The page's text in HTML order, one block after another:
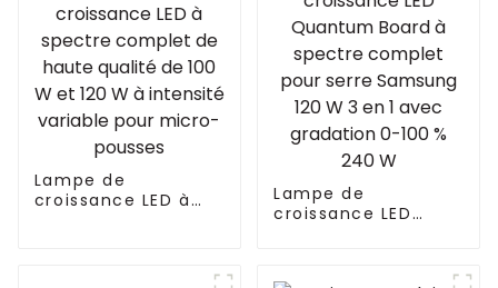
Lampe de
croissance LED à
Lampe de
croissance LED
pour serre Samsung